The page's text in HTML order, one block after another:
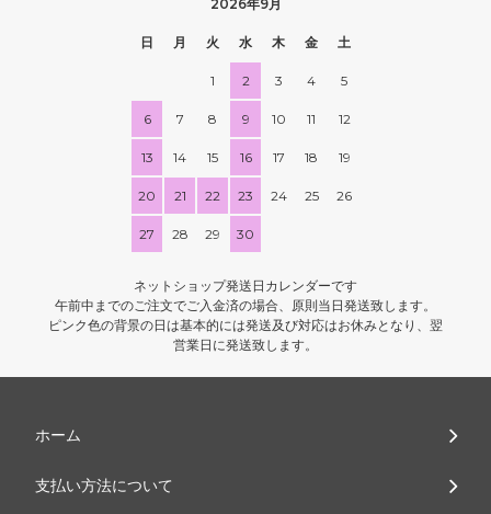
2026年9月
日 月 火 水 木 金 土
1 2 3 4 5
6 7 8 9 10 11 12
13 14 15 16 17 18 19
20 21 22 23 24 25 26
27 28 29 30
ネットショップ発送日カレンダーです
午前中までのご注文でご入金済の場合、原則当日発送致します。
ピンク色の背景の日は基本的には発送及び対応はお休みとなり、翌
営業日に発送致します。
ホーム
支払い方法について